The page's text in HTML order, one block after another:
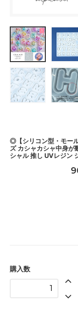
◎【シリコン型・モー
ズ カシャカシャ中身が
シャル 推し UVレジン
購入数